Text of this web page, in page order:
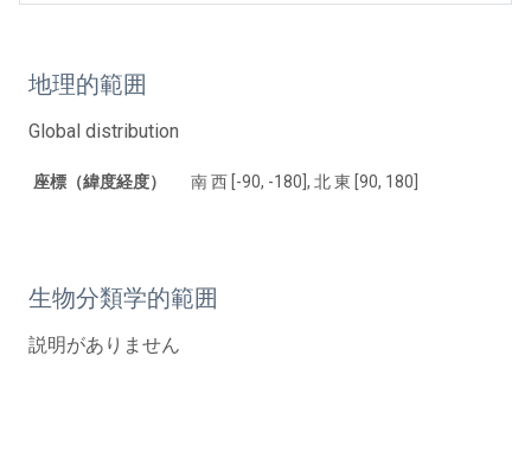
地理的範囲
Global distribution
座標（緯度経度） 南 西 [-90, -180], 北 東 [90, 180]
生物分類学的範囲
説明がありません